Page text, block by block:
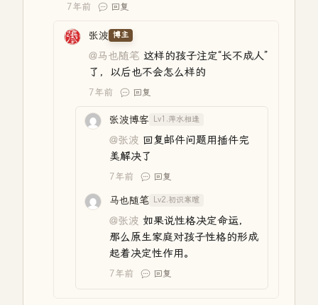
7年前 回复
张波 博主
@马也随笔 这样的孩子注定“长不成人”
了，以后也不会怎么样的
7年前 回复
张波博客 Lv1.萍水相逢
@张波 回复邮件问题用插件完
美解决了
7年前 回复
马也随笔 Lv2.初识寒暄
@张波 如果说性格决定命运，
那么原生家庭对孩子性格的形成
起着决定性作用。
7年前 回复